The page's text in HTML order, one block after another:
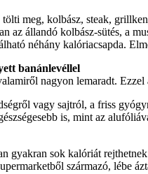
meg, kolbász, steak,
az állandó kolbász-sütés, a
néhány kalóriacsapda.
banánlevéllel
nagyon lemaradt.
vagy sajtról, a friss
is, mint az
gyakran sok kalóriát
származó, lébe